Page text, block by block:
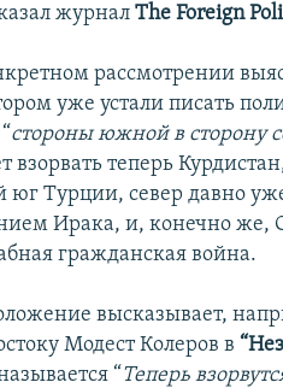
журналThe Foreign
рассмотрении
уже устали писать
стороны южной в сторону
взорвать теперь
юг Турции, север давно
Ирака, и, конечно же,
гражданская война.
высказывает,
Модест Колеров в
“Теперь